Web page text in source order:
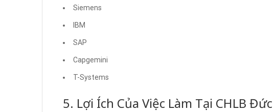
Siemens
IBM
SAP
Capgemini
T-Systems
5. Lợi Ích Của Việc Làm Tại CHLB Đức